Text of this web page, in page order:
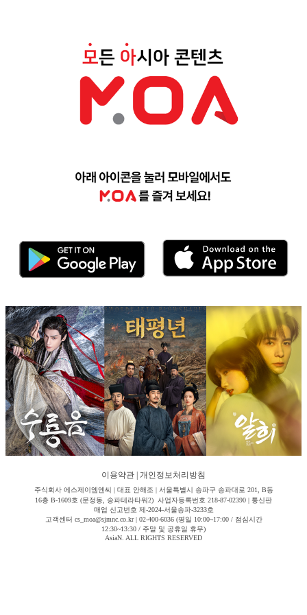
이용약관 개인정보처리방침
주식회사 에스제이엠엔씨 | 대표 안해조 | 서울특별시 송파구 송파대로 201, B동
16층 B-1609호 (문정동, 송파테라타워2) 사업자등록번호 218-87-02390 | 통신판
매업 신고번호 제-2024-서울송파-3233호
고객센터 cs_moa@sjmnc.co.kr | 02-400-6036 (평일 10:00~17:00 / 점심시간
12:30~13:30 / 주말 및 공휴일 휴무)
AsiaN. ALL RIGHTS RESERVED